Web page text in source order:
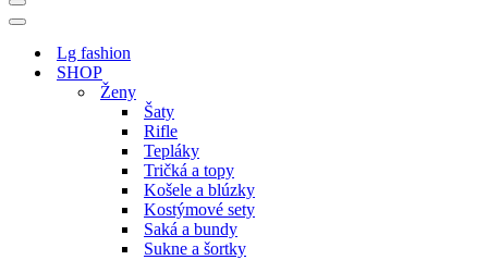
Menu
navigácie
Menu
navigácieLg fashion
SHOP
Ženy
Šaty
Rifle
Tepláky
Tričká a topy
Košele a blúzky
Kostýmové sety
Saká a bundy
Sukne a šortky